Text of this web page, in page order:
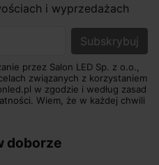
i wyprzedażach
przez Salon LED Sp. z o.o.,
związanych z korzystaniem
w zgodzie i według zasad
Wiem, że w każdej chwili
doborze